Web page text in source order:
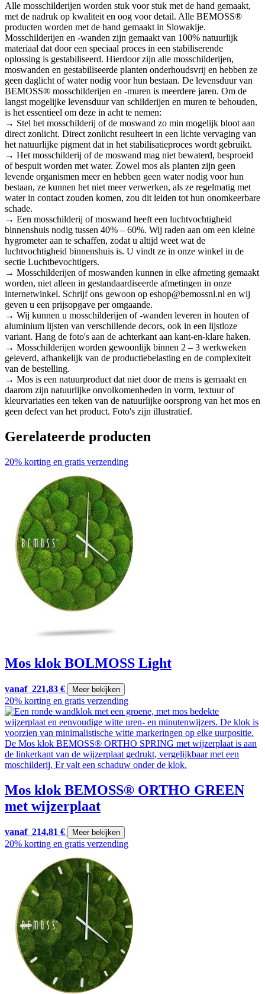
Alle mosschilderijen worden stuk voor stuk met de hand gemaakt,
met de nadruk op kwaliteit en oog voor detail. Alle BEMOSS®
producten worden met de hand gemaakt in Slowakije.
Mosschilderijen en -wanden zijn gemaakt van 100% natuurlijk
materiaal dat door een speciaal proces in een stabiliserende
oplossing is gestabiliseerd. Hierdoor zijn alle mosschilderijen,
moswanden en gestabiliseerde planten onderhoudsvrij en hebben ze
geen daglicht of water nodig voor hun bestaan. De levensduur van
BEMOSS® mosschilderijen en -muren is meerdere jaren. Om de
langst mogelijke levensduur van schilderijen en muren te behouden,
is het essentieel om deze in acht te nemen:
→ Stel het mosschilderij of de moswand zo min mogelijk bloot aan
direct zonlicht. Direct zonlicht resulteert in een lichte vervaging van
het natuurlijke pigment dat in het stabilisatieproces wordt gebruikt.
→ Het mosschilderij of de moswand mag niet bewaterd, besproeid
of bespuit worden met water. Zowel mos als planten zijn geen
levende organismen meer en hebben geen water nodig voor hun
bestaan, ze kunnen het niet meer verwerken, als ze regelmatig met
water in contact zouden komen, zou dit leiden tot hun onomkeerbare
schade.
→ Een mosschilderij of moswand heeft een luchtvochtigheid
binnenshuis nodig tussen 40% – 60%. Wij raden aan om een kleine
hygrometer aan te schaffen, zodat u altijd weet wat de
luchtvochtigheid binnenshuis is. U vindt ze in onze winkel in de
sectie Luchtbevochtigers.
→ Mosschilderijen of moswanden kunnen in elke afmeting gemaakt
worden, niet alleen in gestandaardiseerde afmetingen in onze
internetwinkel. Schrijf ons gewoon op eshop@bemossnl.nl en wij
geven u een prijsopgave per omgaande.
→ Wij kunnen u mosschilderijen of -wanden leveren in houten of
aluminium lijsten van verschillende decors, ook in een lijstloze
variant. Hang de foto's aan de achterkant aan kant-en-klare haken.
→ Mosschilderijen worden gewoonlijk binnen 2 – 3 werkweken
geleverd, afhankelijk van de productiebelasting en de complexiteit
van de bestelling.
→ Mos is een natuurproduct dat niet door de mens is gemaakt en
daarom zijn natuurlijke onvolkomenheden in vorm, textuur of
kleurvariaties een teken van de natuurlijke oorsprong van het mos en
geen defect van het product. Foto's zijn illustratief.
Gerelateerde producten
20% korting en gratis verzending
Mos klok BOLMOSS Light
vanaf 221,83 € Meer bekijken
20% korting en gratis verzending
Mos klok BEMOSS® ORTHO GREEN
met wijzerplaat
vanaf 214,81 € Meer bekijken
20% korting en gratis verzending